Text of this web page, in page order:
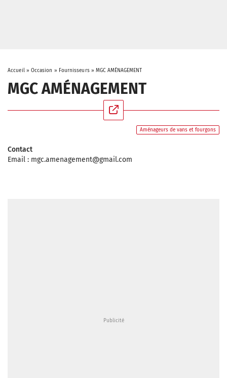
Accueil» Occasion » Fournisseurs» MGC AMÉNAGEMENT
MGC AMÉNAGEMENT
Aménageurs de vans et fourgons
Contact
Email : mgc.amenagement@gmail.com